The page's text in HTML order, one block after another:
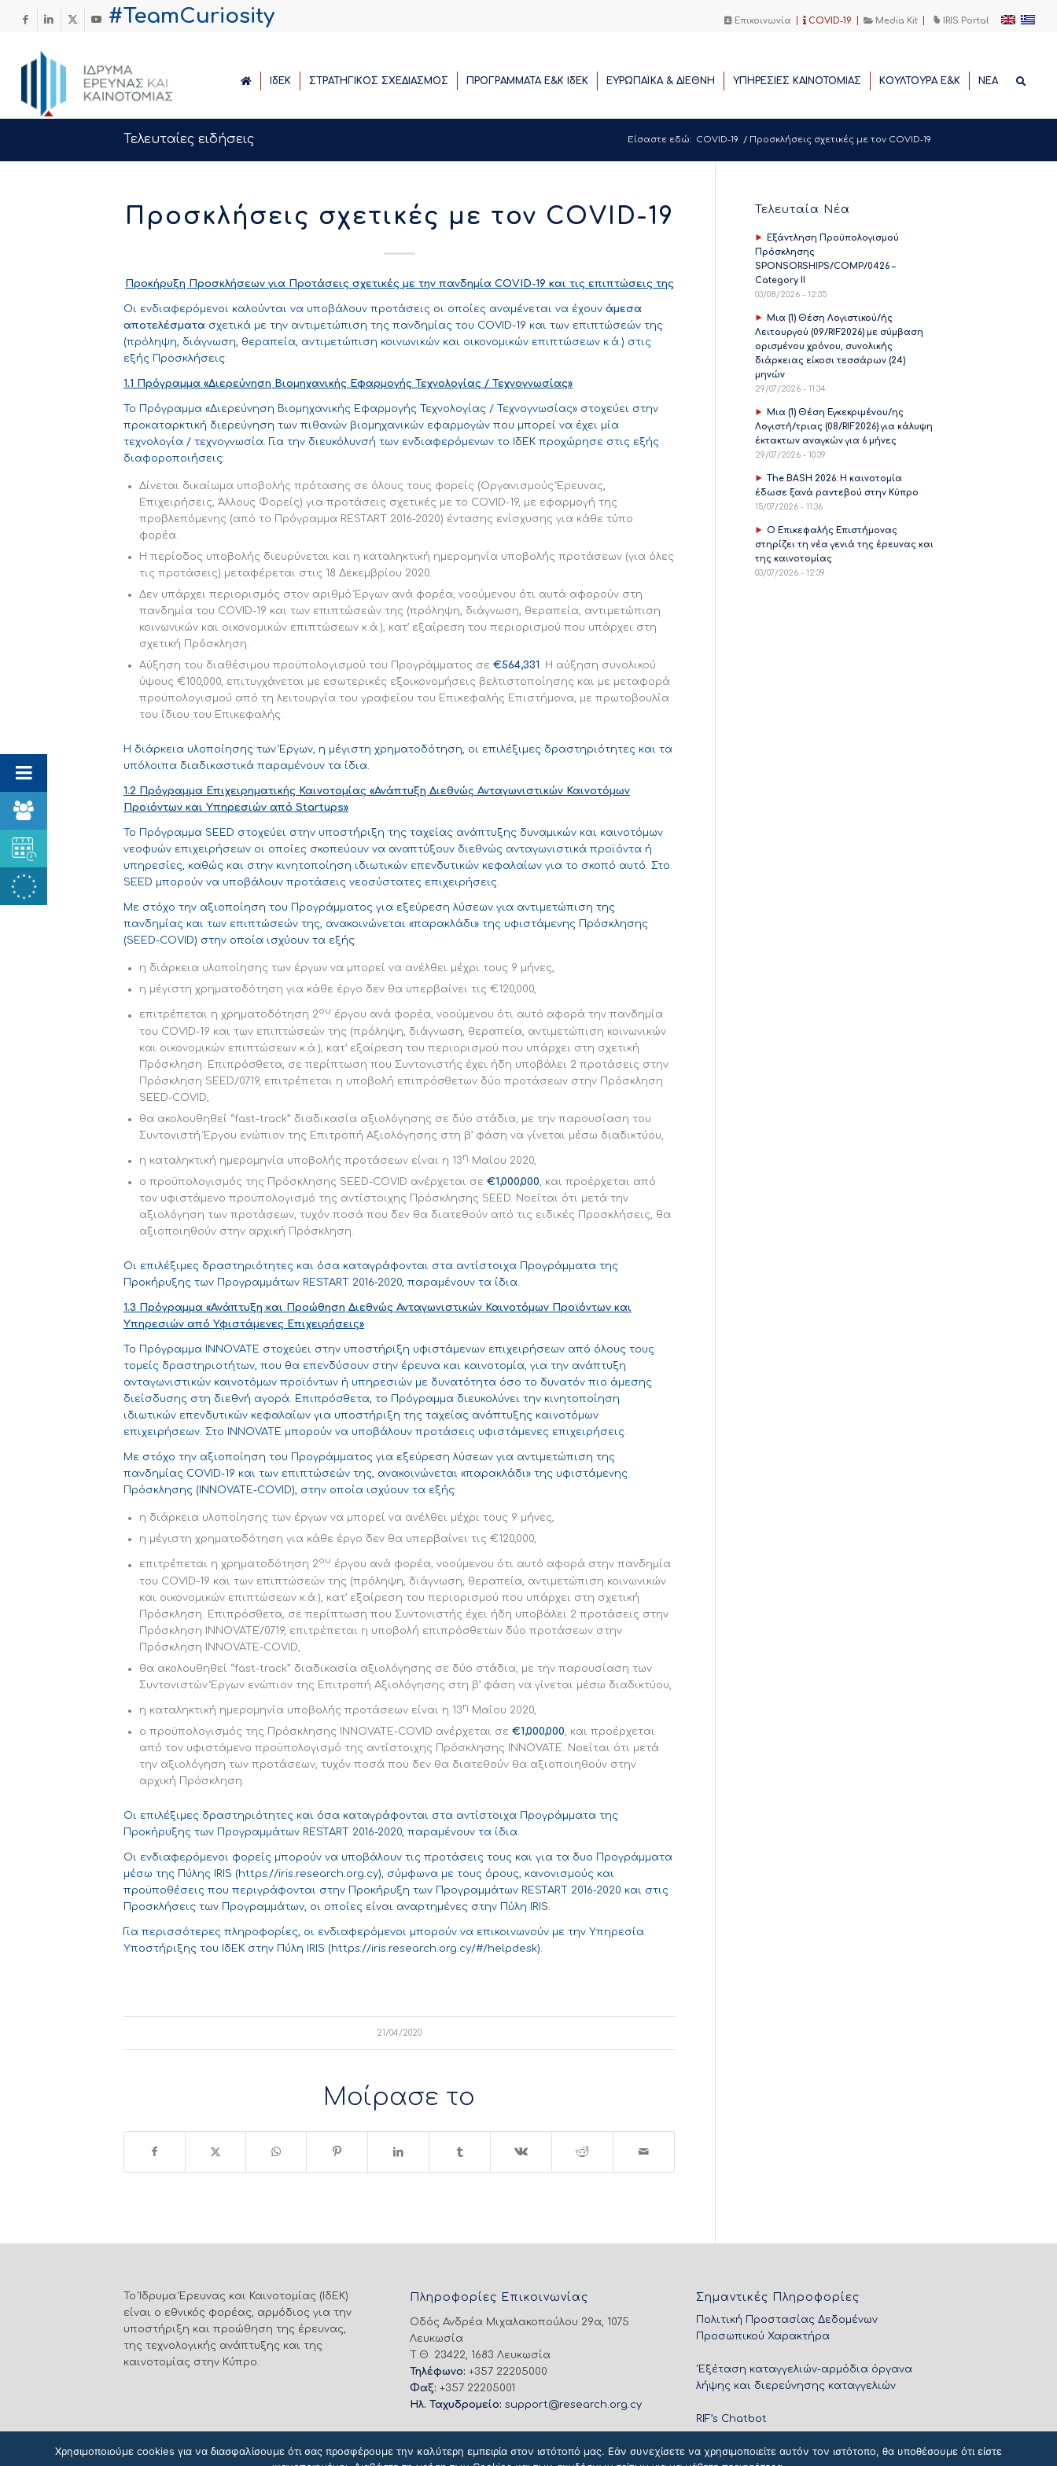
Επικοινωνία COVID-19 Media Kit IRIS Portal
#TeamCuriosity
ΙδΕΚ ΣΤΡΑΤΗΓΙΚΟΣ ΣΧΕΔΙΑΣΜΟΣ ΠΡΟΓΡΑΜΜΑΤΑ E&K ΙδΕΚ ΕΥΡΩΠΑΪΚΑ & ΔΙΕΘΝΗ ΥΠΗΡΕΣΙΕΣ ΚΑΙΝΟΤΟΜΙΑΣ ΚΟΥΛΤΟΥΡΑ Ε&Κ ΝΕΑ
Τελευταίες ειδήσεις Είσαστε εδώ: COVID-19 / Προσκλήσεις σχετικές με τον COVID-19
Προσκλήσεις σχετικές με τον COVID-19
Προκήρυξη Προσκλήσεων για Προτάσεις σχετικές με την πανδημίαCOVID-19 και τις επιπτώσεις της
Οι ενδιαφερόμενοι καλούνται να υποβάλουν προτάσεις οι οποίες αναμένεται να έχουν άμεσα
αποτελέσματα σχετικά με την αντιμετώπιση της πανδημίας του COVID-19 και των επιπτώσεών της
(πρόληψη, διάγνωση, θεραπεία, αντιμετώπιση κοινωνικών και οικονομικών επιπτώσεων κ.ά.) στις
εξής Προσκλήσεις:
1.1 Πρόγραμμα «Διερεύνηση Βιομηχανικής Εφαρμογής Τεχνολογίας / Τεχνογνωσίας»
Το Πρόγραμμα «Διερεύνηση Βιομηχανικής Εφαρμογής Τεχνολογίας / Τεχνογνωσίας» στοχεύει στην
προκαταρκτική διερεύνηση των πιθανών βιομηχανικών εφαρμογών που μπορεί να έχει μία
τεχνολογία / τεχνογνωσία. Για την διευκόλυνσή των ενδιαφερόμενων το ΙδΕΚ προχώρησε στις εξής
διαφοροποιήσεις:
Δίνεται δικαίωμα υποβολής πρότασης σε όλους τους φορείς (Οργανισμούς Έρευνας,
Επιχειρήσεις, Άλλους Φορείς) για προτάσεις σχετικές με το COVID-19, με εφαρμογή της
προβλεπόμενης (από το Πρόγραμμα RESTART 2016-2020) έντασης ενίσχυσης για κάθε τύπο
φορέα.
Η περίοδος υποβολής διευρύνεται και η καταληκτική ημερομηνία υποβολής προτάσεων (για όλες
τις προτάσεις) μεταφέρεται στις 18 Δεκεμβρίου 2020.
Δεν υπάρχει περιορισμός στον αριθμό Έργων ανά φορέα, νοούμενου ότι αυτά αφορούν στη
πανδημία του COVID-19 και των επιπτώσεών της (πρόληψη, διάγνωση, θεραπεία, αντιμετώπιση
κοινωνικών και οικονομικών επιπτώσεων κ.ά.), κατ’ εξαίρεση του περιορισμού που υπάρχει στη
σχετική Πρόσκληση.
Αύξηση του διαθέσιμου προϋπολογισμού του Προγράμματος σε €564,331. Η αύξηση συνολικού
ύψους €100,000, επιτυγχάνεται με εσωτερικές εξοικονομήσεις βελτιστοποίησης και με μεταφορά
προϋπολογισμού από τη λειτουργία του γραφείου του Επικεφαλής Επιστήμονα, με πρωτοβουλία
του ίδιου του Επικεφαλής.
Η διάρκεια υλοποίησης των Έργων, η μέγιστη χρηματοδότηση, οι επιλέξιμες δραστηριότητες και τα
υπόλοιπα διαδικαστικά παραμένουν τα ίδια.
1.2 Πρόγραμμα Επιχειρηματικής Καινοτομίας «Ανάπτυξη Διεθνώς Ανταγωνιστικών Καινοτόμων
Προϊόντων και Υπηρεσιών από Startups»
Το Πρόγραμμα SEED στοχεύει στην υποστήριξη της ταχείας ανάπτυξης δυναμικών και καινοτόμων
νεοφυών επιχειρήσεων οι οποίες σκοπεύουν να αναπτύξουν διεθνώς ανταγωνιστικά προϊόντα ή
υπηρεσίες, καθώς και στην κινητοποίηση ιδιωτικών επενδυτικών κεφαλαίων για το σκοπό αυτό. Στο
SEED μπορούν να υποβάλουν προτάσεις νεοσύστατες επιχειρήσεις.
Με στόχο την αξιοποίηση του Προγράμματος για εξεύρεση λύσεων για αντιμετώπιση της
πανδημίας και των επιπτώσεών της, ανακοινώνεται «παρακλάδι» της υφιστάμενης Πρόσκλησης
(SEED-COVID) στην οποία ισχύουν τα εξής:
η διάρκεια υλοποίησης των έργων να μπορεί να ανέλθει μέχρι τους 9 μήνες,
η μέγιστη χρηματοδότηση για κάθε έργο δεν θα υπερβαίνει τις €120,000,
επιτρέπεται η χρηματοδότηση 2ου έργου ανά φορέα, νοούμενου ότι αυτό αφορά την πανδημία
του COVID-19 και των επιπτώσεών της (πρόληψη, διάγνωση, θεραπεία, αντιμετώπιση κοινωνικών
και οικονομικών επιπτώσεων κ.ά.), κατ’ εξαίρεση του περιορισμού που υπάρχει στη σχετική
Πρόσκληση. Επιπρόσθετα, σε περίπτωση που Συντονιστής έχει ήδη υποβάλει 2 προτάσεις στην
Πρόσκληση SEED/0719, επιτρέπεται η υποβολή επιπρόσθετων δύο προτάσεων στην Πρόσκληση
SEED-COVID,
θα ακολουθηθεί “fast-track” διαδικασία αξιολόγησης σε δύο στάδια, με την παρουσίαση του
Συντονιστή Έργου ενώπιον της Επιτροπή Αξιολόγησης στη β’ φάση να γίνεται μέσω διαδικτύου,
η καταληκτική ημερομηνία υποβολής προτάσεων είναι η 13η Μαΐου 2020,
ο προϋπολογισμός της Πρόσκλησης SEED-COVID ανέρχεται σε €1,000,000, και προέρχεται από
τον υφιστάμενο προϋπολογισμό της αντίστοιχης Πρόσκλησης SEED. Νοείται ότι μετά την
αξιολόγηση των προτάσεων, τυχόν ποσά που δεν θα διατεθούν από τις ειδικές Προσκλήσεις, θα
αξιοποιηθούν στην αρχική Πρόσκληση.
Οι επιλέξιμες δραστηριότητες και όσα καταγράφονται στα αντίστοιχα Προγράμματα της
Προκήρυξης των Προγραμμάτων RESTART 2016-2020, παραμένουν τα ίδια.
1.3 Πρόγραμμα «Ανάπτυξη και Προώθηση Διεθνώς Ανταγωνιστικών Καινοτόμων Προϊόντων και
Υπηρεσιών από Υφιστάμενες Επιχειρήσεις»
Το Πρόγραμμα INNOVATE στοχεύει στην υποστήριξη υφιστάμενων επιχειρήσεων από όλους τους
τομείς δραστηριοτήτων, που θα επενδύσουν στην έρευνα και καινοτομία, για την ανάπτυξη
ανταγωνιστικών καινοτόμων προϊόντων ή υπηρεσιών με δυνατότητα όσο το δυνατόν πιο άμεσης
διείσδυσης στη διεθνή αγορά. Επιπρόσθετα, το Πρόγραμμα διευκολύνει την κινητοποίηση
ιδιωτικών επενδυτικών κεφαλαίων για υποστήριξη της ταχείας ανάπτυξης καινοτόμων
επιχειρήσεων. Στο INNOVATE μπορούν να υποβάλουν προτάσεις υφιστάμενες επιχειρήσεις.
Με στόχο την αξιοποίηση του Προγράμματος για εξεύρεση λύσεων για αντιμετώπιση της
πανδημίας COVID-19 και των επιπτώσεών της, ανακοινώνεται «παρακλάδι» της υφιστάμενης
Πρόσκλησης (INNOVATE-COVID), στην οποία ισχύουν τα εξής:
η διάρκεια υλοποίησης των έργων να μπορεί να ανέλθει μέχρι τους 9 μήνες,
η μέγιστη χρηματοδότηση για κάθε έργο δεν θα υπερβαίνει τις €120,000,
επιτρέπεται η χρηματοδότηση 2ου έργου ανά φορέα, νοούμενου ότι αυτό αφορά στην πανδημία
του COVID-19 και των επιπτώσεών της (πρόληψη, διάγνωση, θεραπεία, αντιμετώπιση κοινωνικών
και οικονομικών επιπτώσεων κ.ά.), κατ’ εξαίρεση του περιορισμού που υπάρχει στη σχετική
Πρόσκληση. Επιπρόσθετα, σε περίπτωση που Συντονιστής έχει ήδη υποβάλει 2 προτάσεις στην
Πρόσκληση INNOVATE/0719, επιτρέπεται η υποβολή επιπρόσθετων δύο προτάσεων στην
Πρόσκληση INNOVATE-COVID,
θα ακολουθηθεί “fast-track” διαδικασία αξιολόγησης σε δύο στάδια, με την παρουσίαση των
Συντονιστών Έργων ενώπιον της Επιτροπή Αξιολόγησης στη β’ φάση να γίνεται μέσω διαδικτύου,
η καταληκτική ημερομηνία υποβολής προτάσεων είναι η 13η Μαΐου 2020,
ο προϋπολογισμός της Πρόσκλησης INNOVATE-COVID ανέρχεται σε €1,000,000, και προέρχεται
από τον υφιστάμενο προϋπολογισμό της αντίστοιχης Πρόσκλησης INNOVATE. Νοείται ότι μετά
την αξιολόγηση των προτάσεων, τυχόν ποσά που δεν θα διατεθούν θα αξιοποιηθούν στην
αρχική Πρόσκληση.
Οι επιλέξιμες δραστηριότητες και όσα καταγράφονται στα αντίστοιχα Προγράμματα της
Προκήρυξης των Προγραμμάτων RESTART 2016-2020, παραμένουν τα ίδια.
Οι ενδιαφερόμενοι φορείς μπορούν να υποβάλουν τις προτάσεις τους και για τα δυο Προγράμματα
μέσω της Πύλης IRIS (https://iris.research.org.cy), σύμφωνα με τους όρους, κανονισμούς και
προϋποθέσεις που περιγράφονται στην Προκήρυξη των Προγραμμάτων RESTART 2016-2020 και στις
Προσκλήσεις των Προγραμμάτων, οι οποίες είναι αναρτημένες στην Πύλη IRIS.
Για περισσότερες πληροφορίες, οι ενδιαφερόμενοι μπορούν να επικοινωνούν με την Υπηρεσία
Υποστήριξης του ΙδΕΚ στην Πύλη IRIS (https://iris.research.org.cy/#/helpdesk).
21/04/2020
Μοίρασε το
Τελευταία Νέα
Εξάντληση Προϋπολογισμού
Πρόσκλησης
SPONSORSHIPS/COMP/0426 –
Category II
03/08/2026 - 12:35
Μια (1) Θέση Λογιστικού/ής
Λειτουργού (09/RIF2026) με σύμβαση
ορισμένου χρόνου, συνολικής
διάρκειας είκοσι τεσσάρων (24)
μηνών
29/07/2026 - 11:34
Μια (1) Θέση Εγκεκριμένου/ης
Λογιστή/τριας (08/RIF2026) για κάλυψη
έκτακτων αναγκών για 6 μήνες
29/07/2026 - 10:39
The BASH 2026: Η καινοτομία
έδωσε ξανά ραντεβού στην Κύπρο
15/07/2026 - 11:36
Ο Επικεφαλής Επιστήμονας
στηρίζει τη νέα γενιά της έρευνας και
της καινοτομίας
03/07/2026 - 12:39
Το Ίδρυμα Έρευνας και Καινοτομίας (ΙδΕΚ)
είναι ο εθνικός φορέας, αρμόδιος για την
υποστήριξη και προώθηση της έρευνας,
της τεχνολογικής ανάπτυξης και της
καινοτομίας στην Κύπρο.
Πληροφορίες Επικοινωνίας
Οδός Ανδρέα Μιχαλακοπούλου 29α, 1075
Λευκωσία
Τ.Θ. 23422, 1683 Λευκωσία
Τηλέφωνο: +357 22205000
Φαξ: +357 22205001
Ηλ. Ταχυδρομείο: support@research.org.cy
Σημαντικές Πληροφορίες
Πολιτική Προστασίας Δεδομένων
Προσωπικού Χαρακτήρα
'Εξέταση καταγγελιών-αρμόδια όργανα
λήψης και διερεύνησης καταγγελιών
RIF’s Chatbot
Χρησιμοποιούμε cookies για να διασφαλίσουμε ότι σας προσφέρουμε την καλύτερη εμπειρία στον ιστότοπό μας. Εάν συνεχίσετε να χρησιμοποιείτε αυτόν τον ιστότοπο, θα υποθέσουμε ότι είστε